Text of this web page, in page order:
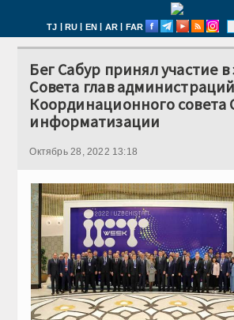
TJ | RU | EN | AR | FAR
Бег Сабур принял участие в
Совета глав
Координационного совета
информатизации
Октябрь 28, 2022 13:18